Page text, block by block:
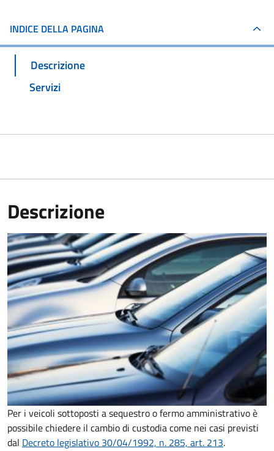
INDICE DELLA PAGINA
Descrizione
Servizi
Descrizione
Per i veicoli sottoposti a sequestro o fermo amministrativo è
possibile chiedere il cambio di custodia come nei casi previsti
dal Decreto legislativo 30/04/1992, n. 285, art. 213.